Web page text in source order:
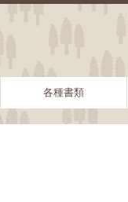
各種書類